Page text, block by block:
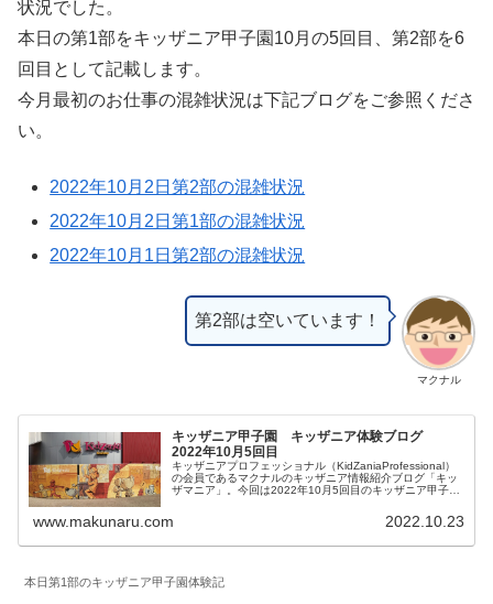
状況でした。
本日の第1部をキッザニア甲子園10月の5回目、第2部を6
回目として記載します。
今月最初のお仕事の混雑状況は下記ブログをご参照くださ
い。
2022年10月2日第2部の混雑状況
2022年10月2日第1部の混雑状況
2022年10月1日第2部の混雑状況
マクナル
第2部は空いています！
キッザニア甲子園 キッザニア体験ブログ
2022年10月5回目
キッザニアプロフェッショナル（KidZaniaProfessional）
の会員であるマクナルのキッザニア情報紹介ブログ「キッ
ザマニア」。今回は2022年10月5回目のキッザニア甲子園
www.makunaru.com 2022.10.23
本日第1部のキッザニア甲子園体験記